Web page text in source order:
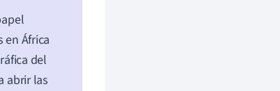
África
del
abrir las